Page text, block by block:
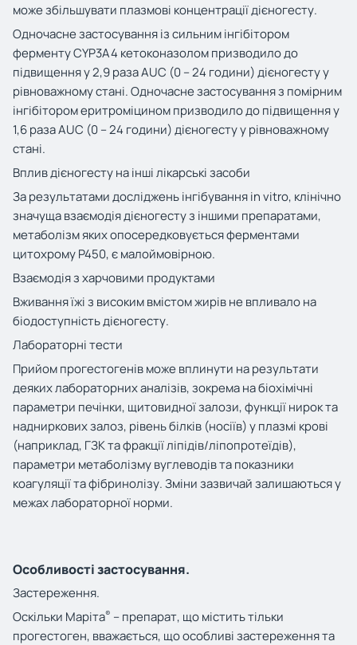
може збільшувати плазмові концентрації дієногесту.
Одночасне застосування із сильним інгібітором
ферменту CYP3A4 кетоконазолом призводило до
підвищення у 2,9 раза AUC (0 – 24 години) дієногесту у
рівноважному стані. Одночасне застосування з помірним
інгібітором еритроміцином призводило до підвищення у
1,6 раза AUC (0 – 24 години) дієногесту у рівноважному
стані.
Впливдієногестуна інші лікарські засоби
За результатами досліджень інгібуванняinvitro, клінічно
значуща взаємодія дієногесту з іншими препаратами,
метаболізм яких опосередковується ферментами
цитохрому P450, є малоймовірною.
Взаємодія з харчовими продуктами
Вживання їжі з високим вмістом жирів не впливало на
біодоступність дієногесту.
Лабораторні тести
Прийом прогестогенів може вплинути на результати
деяких лабораторних аналізів, зокрема на біохімічні
параметри печінки, щитовидної залози, функції нирок та
надниркових залоз, рівень білків (носіїв) у плазмі крові
(наприклад, ГЗК та фракції ліпідів/ліпопротеїдів),
параметри метаболізму вуглеводів та показники
коагуляції та фібринолізу. Зміни зазвичай залишаються у
межах лабораторної норми.
Особливості застосування.
Застереження.
Оскільки Маріта® – препарат, що містить тільки
прогестоген, вважається, що особливі застереження та